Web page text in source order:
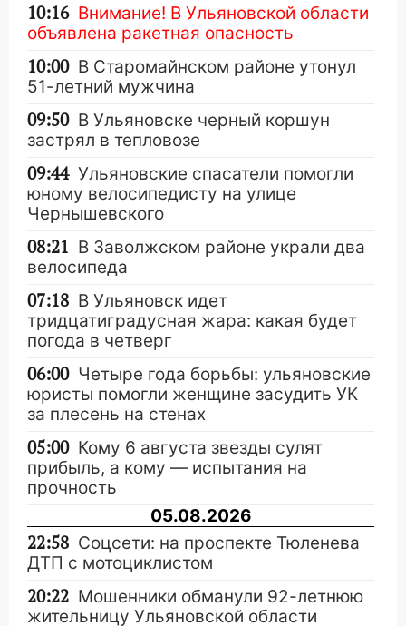
10:16 Внимание! В Ульяновской области
объявлена ракетная опасность
10:00 В Старомайнском районе утонул
51-летний мужчина
09:50 В Ульяновске черный коршун
застрял в тепловозе
09:44 Ульяновские спасатели помогли
юному велосипедисту на улице
Чернышевского
08:21 В Заволжском районе украли два
велосипеда
07:18 В Ульяновск идет
тридцатиградусная жара: какая будет
погода в четверг
06:00 Четыре года борьбы: ульяновские
юристы помогли женщине засудить УК
за плесень на стенах
05:00 Кому 6 августа звезды сулят
прибыль, а кому — испытания на
прочность
05.08.2026
22:58 Соцсети: на проспекте Тюленева
ДТП с мотоциклистом
20:22 Мошенники обманули 92-летнюю
жительницу Ульяновской области